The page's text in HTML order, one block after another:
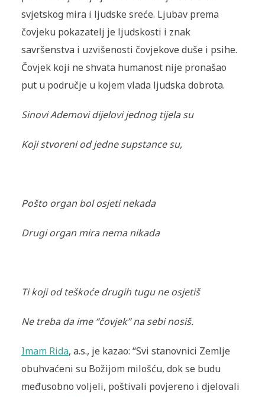
svjetskog mira i ljudske sreće. Ljubav prema
čovjeku pokazatelj je ljudskosti i znak
savršenstva i uzvišenosti čovjekove duše i psihe.
Čovjek koji ne shvata humanost nije pronašao
put u područje u kojem vlada ljudska dobrota.
Sinovi Ademovi dijelovi jednog tijela su
Koji stvoreni od jedne supstance su,
Pošto organ bol osjeti nekada
Drugi organ mira nema nikada
Ti koji od teškoće drugih tugu ne osjetiš
Ne treba da ime “čovjek” na sebi nosiš.
Imam Rida, a.s., je kazao: “Svi stanovnici Zemlje
obuhvaćeni su Božijom milošću, dok se budu
međusobno voljeli, poštivali povjereno i djelovali